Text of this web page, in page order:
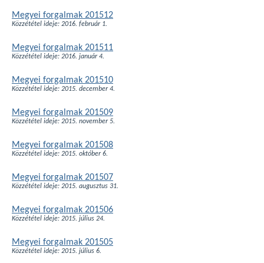
Megyei forgalmak 201512
Közzététel ideje: 2016. február 1.
Megyei forgalmak 201511
Közzététel ideje: 2016. január 4.
Megyei forgalmak 201510
Közzététel ideje: 2015. december 4.
Megyei forgalmak 201509
Közzététel ideje: 2015. november 5.
Megyei forgalmak 201508
Közzététel ideje: 2015. október 6.
Megyei forgalmak 201507
Közzététel ideje: 2015. augusztus 31.
Megyei forgalmak 201506
Közzététel ideje: 2015. július 24.
Megyei forgalmak 201505
Közzététel ideje: 2015. július 6.